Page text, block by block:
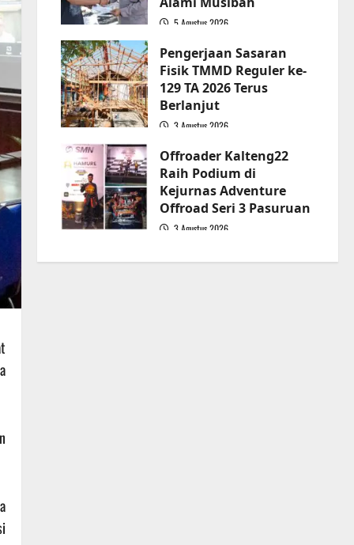
5 Agustus 2026
Pengerjaan Sasaran
Fisik TMMD Reguler ke-
129 TA 2026 Terus
Berlanjut
3 Agustus 2026
Offroader Kalteng22
Raih Podium di
Kejurnas Adventure
Offroad Seri 3 Pasuruan
3 Agustus 2026